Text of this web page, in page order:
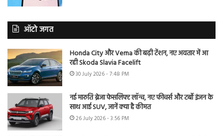
ऑटो जगत
Honda City और Verna की बढ़ी टेंशन, नए अवतार में आ
रही Skoda Slavia Facelift
30 July 2026 - 7:48 PM
नई मारुति ब्रेजा फेसलिफ्ट लॉन्च, नए फीचर्स और टर्बो इंजन के
साथ आई SUV, जानें क्या है कीमत
26 July 2026 - 3:56 PM